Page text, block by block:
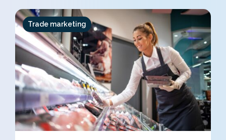
Trade marketing